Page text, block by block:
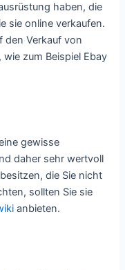
haben, die
sie online verkaufen.
den Verkauf von
zum Beispiel Ebay
gewisse
daher sehr wertvoll
die Sie nicht
sollten Sie sie
anbieten.